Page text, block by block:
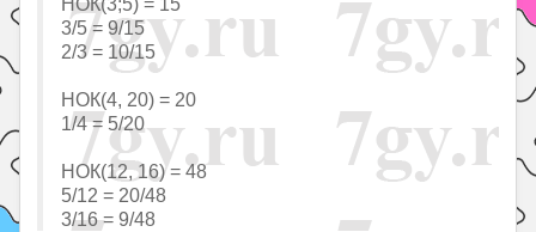
3/5 = 9/15
2/3 = 10/15
НОК(4, 20) = 20
1/4 = 5/20
НОК(12, 16) = 48
5/12 = 20/48
3/16 = 9/48